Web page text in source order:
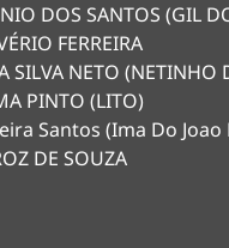
DOS SANTOS (GIL
FERREIRA
SILVA NETO (NETINHO
PINTO (LITO)
Santos (Ima Do Joao
DE SOUZA